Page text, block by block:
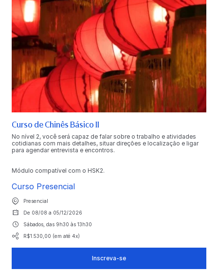
Curso de Chinês Básico II
No nível 2, você será capaz de falar sobre o trabalho e atividades
cotidianas com mais detalhes, situar direções e localização e ligar
para agendar entrevista e encontros.
Módulo compatível com o HSK2.
Curso Presencial
Presencial
De 08/08 a 05/12/2026
Sábados, das 9h30 às 13h30
R$1.530,00 (em até 4x)
Inscreva-se